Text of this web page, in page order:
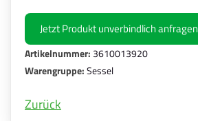
Jetzt Produkt unverbindlich anfragen
Artikelnummer: 3610013920
Warengruppe:Sessel
Zurück